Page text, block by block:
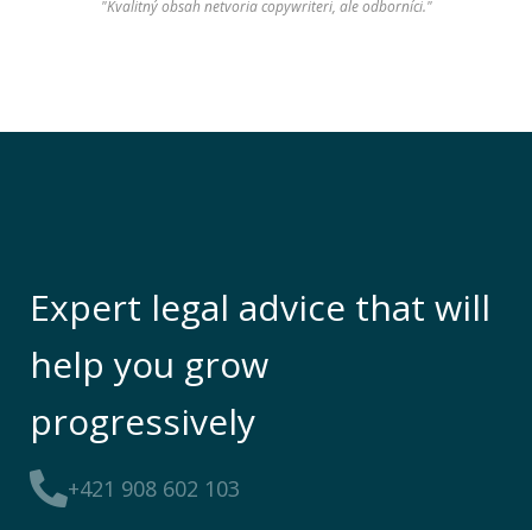
"Kvalitný obsah netvoria copywriteri, ale odborníci."
Expert legal advice that will
help you grow
progressively
+421 908 602 103